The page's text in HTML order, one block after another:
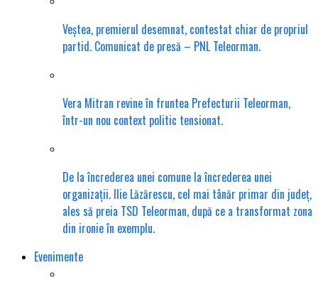
Veștea, premierul desemnat, contestat chiar de propriul
partid. Comunicat de presă – PNL Teleorman.
Vera Mitran revine în fruntea Prefecturii Teleorman,
într-un nou context politic tensionat.
De la încrederea unei comune la încrederea unei
organizații. Ilie Lăzărescu, cel mai tânăr primar din județ,
ales să preia TSD Teleorman, după ce a transformat zona
din ironie în exemplu.
Evenimente